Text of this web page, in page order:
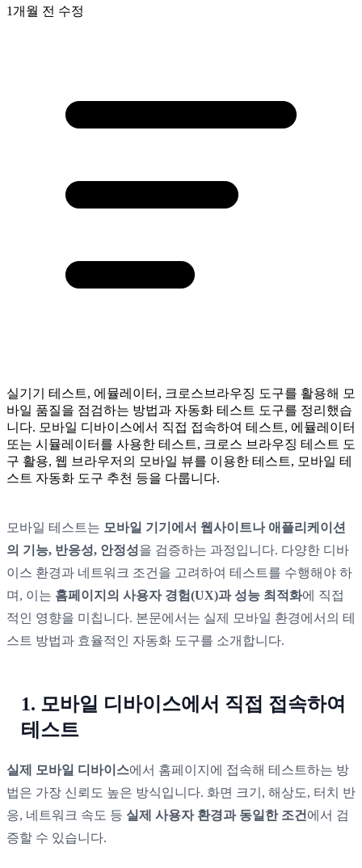
1개월 전 수정
실기기 테스트, 에뮬레이터, 크로스브라우징 도구를 활용해 모
바일 품질을 점검하는 방법과 자동화 테스트 도구를 정리했습
니다. 모바일 디바이스에서 직접 접속하여 테스트, 에뮬레이터
또는 시뮬레이터를 사용한 테스트, 크로스 브라우징 테스트 도
구 활용, 웹 브라우저의 모바일 뷰를 이용한 테스트, 모바일 테
스트 자동화 도구 추천 등을 다룹니다.
모바일 테스트는 모바일 기기에서 웹사이트나 애플리케이션
의 기능, 반응성, 안정성을 검증하는 과정입니다. 다양한 디바
이스 환경과 네트워크 조건을 고려하여 테스트를 수행해야 하
며, 이는 홈페이지의 사용자 경험(UX)과 성능 최적화에 직접
적인 영향을 미칩니다. 본문에서는 실제 모바일 환경에서의 테
스트 방법과 효율적인 자동화 도구를 소개합니다.
1. 모바일 디바이스에서 직접 접속하여
테스트
실제 모바일 디바이스에서 홈페이지에 접속해 테스트하는 방
법은 가장 신뢰도 높은 방식입니다. 화면 크기, 해상도, 터치 반
응, 네트워크 속도 등 실제 사용자 환경과 동일한 조건 에서 검
증할 수 있습니다.